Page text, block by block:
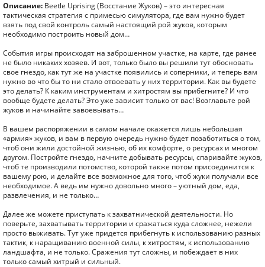
Описание: Beetle Uprising (Восстание Жуков) – это интересная
тактическая стратегия с примесью симулятора, где вам нужно будет
взять под свой контроль самый настоящий рой жуков, которым
необходимо построить новый дом…
События игры происходят на заброшенном участке, на карте, где ранее
не было никаких хозяев. И вот, только было вы решили тут обосновать
свое гнездо, как тут же на участке появились и соперники, и теперь вам
нужно во что бы то ни стало отвоевать у них территории. Как вы будете
это делать? К каким инструментам и хитростям вы прибегните? И что
вообще будете делать? Это уже зависит только от вас! Возглавьте рой
жуков и начинайте завоевывать…
В вашем распоряжении в самом начале окажется лишь небольшая
«армия» жуков, и вам в первую очередь нужно будет позаботиться о том,
чтоб они жили достойной жизнью, об их комфорте, о ресурсах и многом
другом. Постройте гнездо, начните добывать ресурсы, спаривайте жуков,
чтоб те производили потомство, которой также потом присоединится к
вашему рою, и делайте все возможное для того, чтоб жуки получали все
необходимое. А ведь им нужно довольно много – уютный дом, еда,
развлечения, и не только…
Далее же можете приступать к захватнической деятельности. Но
поверьте, захватывать территории и сражаться куда сложнее, нежели
просто выживать. Тут уже придется прибегнуть к использованию разных
тактик, к наращиванию военной силы, к хитростям, к использованию
ландшафта, и не только. Сражения тут сложны, и побеждает в них
только самый хитрый и сильный.